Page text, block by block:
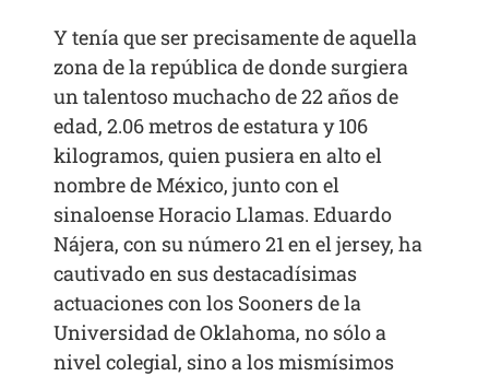
Y tenía que ser precisamente de aquella
zona de la república de donde surgiera
un talentoso muchacho de 22 años de
edad, 2.06 metros de estatura y 106
kilogramos, quien pusiera en alto el
nombre de México, junto con el
sinaloense Horacio Llamas. Eduardo
Nájera, con su número 21 en el jersey, ha
cautivado en sus destacadísimas
actuaciones con los Sooners de la
Universidad de Oklahoma, no sólo a
nivel colegial, sino a los mismísimos